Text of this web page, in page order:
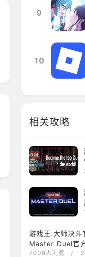
9
10
相关攻略
游戏王:大师决
Master Duel官
7008人浏览 /